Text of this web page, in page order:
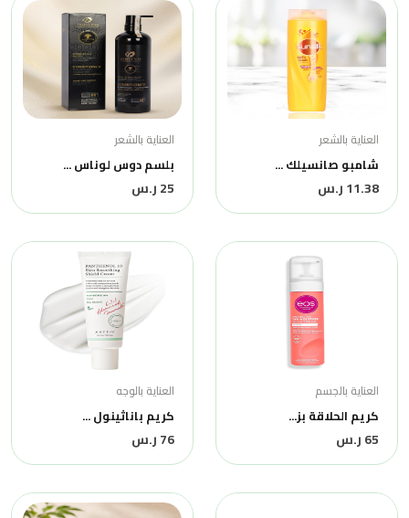
العناية بالشعر
شامبو صانسيلك ...
11.38 ر.س
العناية بالشعر
بلسم دوس لوناس ...
25 ر.س
العناية بالجسم
كريم الحلاقة بز...
65 ر.س
العناية بالوجه
كريم باناثينول ...
76 ر.س